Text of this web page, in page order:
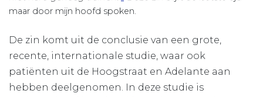
maar door mijn hoofd spoken.
De zin komt uit de conclusie van een grote,
recente, internationale studie, waar ook
patiënten uit de Hoogstraat en Adelante aan
hebben deelgenomen. In deze studie is